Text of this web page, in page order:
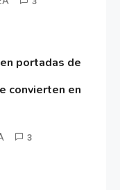
portadas de
convierten en
3